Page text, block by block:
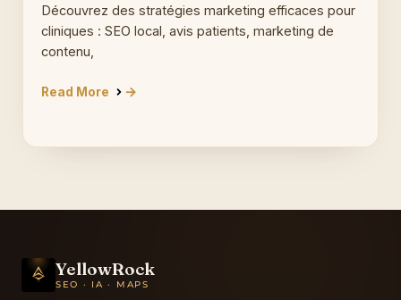
Découvrez des stratégies marketing efficaces pour
cliniques : SEO local, avis patients, marketing de
contenu,
Read More
YellowRock
SEO · IA · MAPS